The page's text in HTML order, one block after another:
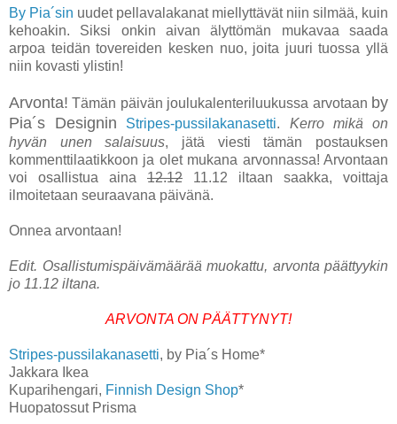
By Pia´sin uudet pellavalakanat miellyttävät niin silmää, kuin
kehoakin. Siksi onkin aivan älyttömän mukavaa saada
arpoa teidän tovereiden kesken nuo, joita juuri tuossa yllä
niin kovasti ylistin!
Arvonta! Tämän päivän joulukalenteriluukussa arvotaan by
Pia´s Designin
Stripes-pussilakanasetti. Kerro mikä on
hyvän unen salaisuus, jätä viesti tämän postauksen
kommenttilaatikkoon ja olet mukana arvonnassa! Arvontaan
voi osallistua aina 12.12 11.12 iltaan saakka, voittaja
ilmoitetaan seuraavana päivänä.
Onnea arvontaan!
Edit. Osallistumispäivämäärää muokattu, arvonta päättyykin
jo 11.12 iltana.
ARVONTA ON PÄÄTTYNYT!
Stripes-pussilakanasetti, by Pia´s Home*
Jakkara Ikea
Kuparihengari, Finnish Design Shop*
Huopatossut Prisma